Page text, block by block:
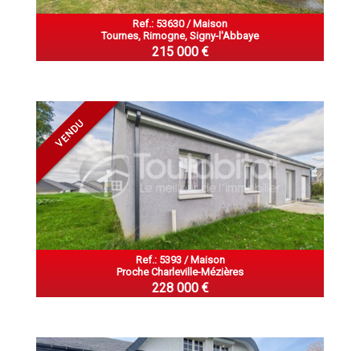
Ref.: 53630 / Maison
Tournes, Rimogne, Signy-l'Abbaye
215 000 €
VENDU
Ref.: 5393 / Maison
Proche Charleville-Mézières
228 000 €